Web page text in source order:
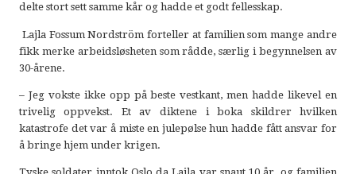
delte stort sett samme kår og hadde et godt fellesskap.
Lajla Fossum Nordström forteller at familien som mange andre
fikk merke arbeidsløsheten som rådde, særlig i begynnelsen av
30-årene.
– Jeg vokste ikke opp på beste vestkant, men hadde likevel en
trivelig oppvekst. Et av diktene i boka skildrer hvilken
katastrofe det var å miste en julepølse hun hadde fått ansvar for
å bringe hjem under krigen.